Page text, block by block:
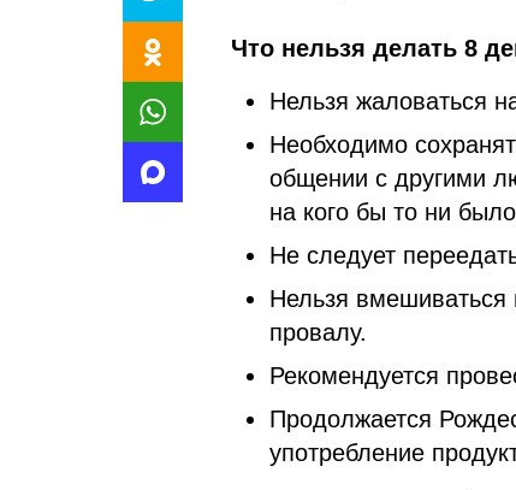
Что нельзя делать 8
Нельзя жаловаться
Необходимо
общении с другими
на кого бы то ни
Не следует
Нельзя вмешиваться
провалу.
Рекомендуется
Продолжается
употребление